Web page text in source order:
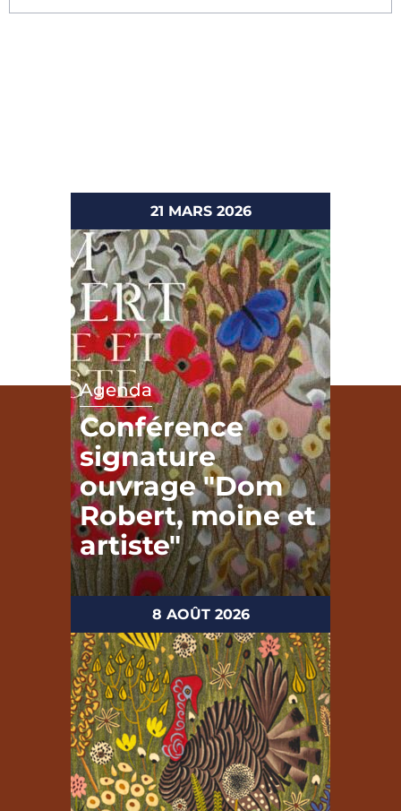
21 MARS 2026
Agenda
Conférence
signature
ouvrage "Dom
Robert, moine et
artiste"
8 AOÛT 2026